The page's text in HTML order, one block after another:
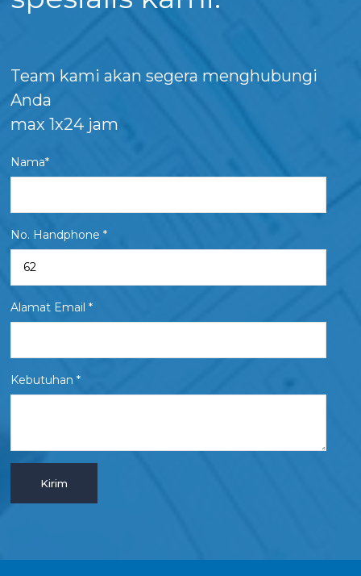
Team kami akan segera menghubungi
Anda
max 1x24 jam
Nama*
No. Handphone *
Alamat Email *
Kebutuhan *